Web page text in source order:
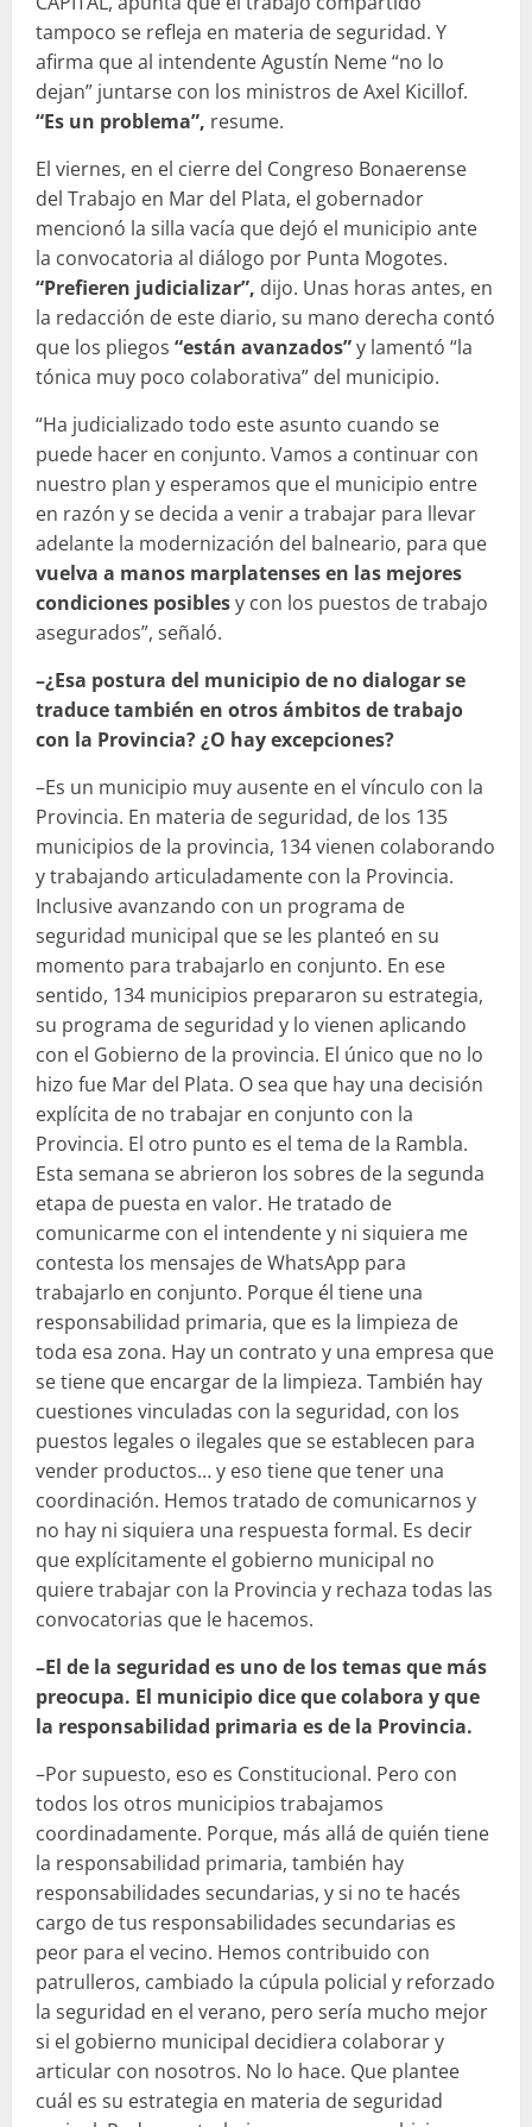
tampoco se refleja en materia de seguridad. Y
afirma que al intendente Agustín Neme “no lo
dejan” juntarse con los ministros de Axel Kicillof.
“Es un problema”, resume.
El viernes, en el cierre del Congreso Bonaerense
del Trabajo en Mar del Plata, el gobernador
mencionó la silla vacía que dejó el municipio ante
la convocatoria al diálogo por Punta Mogotes.
“Prefieren judicializar”, dijo. Unas horas antes, en
la redacción de este diario, su mano derecha contó
que los pliegos “están avanzados”y lamentó “la
tónica muy poco colaborativa” del municipio.
“Ha judicializado todo este asunto cuando se
puede hacer en conjunto. Vamos a continuar con
nuestro plan y esperamos que el municipio entre
en razón y se decida a venir a trabajar para llevar
adelante la modernización del balneario, para que
vuelva a manos marplatenses en las mejores
condiciones posiblesy con los puestos de trabajo
asegurados”, señaló.
–¿Esa postura del municipio de no dialogar se
traduce también en otros ámbitos de trabajo
con la Provincia? ¿O hay excepciones?
–Es un municipio muy ausente en el vínculo con la
Provincia. En materia de seguridad, de los 135
municipios de la provincia, 134 vienen colaborando
y trabajando articuladamente con la Provincia.
Inclusive avanzando con un programa de
seguridad municipal que se les planteó en su
momento para trabajarlo en conjunto. En ese
sentido, 134 municipios prepararon su estrategia,
su programa de seguridad y lo vienen aplicando
con el Gobierno de la provincia. El único que no lo
hizo fue Mar del Plata. O sea que hay una decisión
explícita de no trabajar en conjunto con la
Provincia. El otro punto es el tema de la Rambla.
Esta semana se abrieron los sobres de la segunda
etapa de puesta en valor. He tratado de
comunicarme con el intendente y ni siquiera me
contesta los mensajes de WhatsApp para
trabajarlo en conjunto. Porque él tiene una
responsabilidad primaria, que es la limpieza de
toda esa zona. Hay un contrato y una empresa que
se tiene que encargar de la limpieza. También hay
cuestiones vinculadas con la seguridad, con los
puestos legales o ilegales que se establecen para
vender productos… y eso tiene que tener una
coordinación. Hemos tratado de comunicarnos y
no hay ni siquiera una respuesta formal. Es decir
que explícitamente el gobierno municipal no
quiere trabajar con la Provincia y rechaza todas las
convocatorias que le hacemos.
–El de la seguridad es uno de los temas que más
preocupa. El municipio dice que colabora y que
la responsabilidad primaria es de la Provincia.
–Por supuesto, eso es Constitucional. Pero con
todos los otros municipios trabajamos
coordinadamente. Porque, más allá de quién tiene
la responsabilidad primaria, también hay
responsabilidades secundarias, y si no te hacés
cargo de tus responsabilidades secundarias es
peor para el vecino. Hemos contribuido con
patrulleros, cambiado la cúpula policial y reforzado
la seguridad en el verano, pero sería mucho mejor
si el gobierno municipal decidiera colaborar y
articular con nosotros. No lo hace. Que plantee
cuál es su estrategia en materia de seguridad